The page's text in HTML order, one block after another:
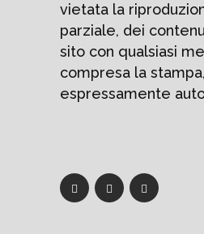
vietata la
parziale, dei
sito con qualsiasi
compresa la
espressamente